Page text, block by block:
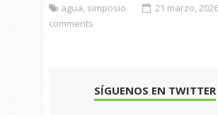
agua, simposio 21 marzo, 2026
comments
SÍGUENOS EN TWITTER